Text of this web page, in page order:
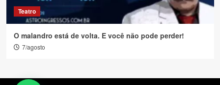
Teatro
O malandro está de volta. E você não pode perder!
7/agosto